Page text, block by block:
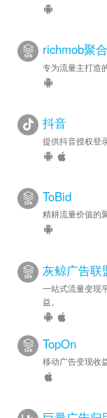
richmob聚
专为流量主打造
抖音
提供抖音授权登
ToBid
精耕流量价值的
灰鲸广告联
一站式流量变现
益。
TopOn
移动广告变现收